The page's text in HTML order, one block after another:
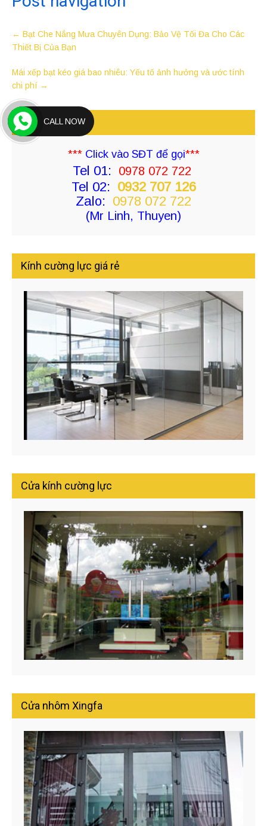
← Bạt Che Nắng Mưa Chuyên Dụng: Bảo Vệ Tối Đa Cho Các
Thiết Bị Của Bạn
Mái xếp bạt kéo giá bao nhiêu: Yếu tố ảnh hưởng và ước tính
chi phí →
Tư vấn báo giá
***Click vào SĐT để gọi***
Tel 01: 0978 072 722
Tel 02: 0932 707 126
Zalo: 0978 072 722
(Mr Linh, Thuyen)
Kính cường lực giá rẻ
Cửa kính cường lực
Cửa nhôm Xingfa
CALL NOW